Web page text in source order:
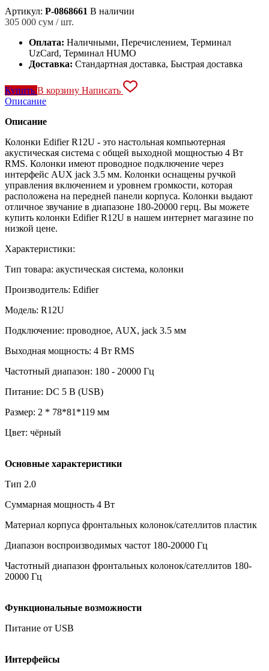
Артикул: P-0868661 В наличии
305 000 сум / шт.
Оплата: Наличными, Перечислением, Терминал
UzCard, Терминал HUMO
Доставка: Стандартная доставка, Быстрая доставка
Купить В корзину Написать
Описание
Описание
Колонки Edifier R12U - это настольная компьютерная
акустическая система с общей выходной мощностью 4 Вт
RMS. Колонки имеют проводное подключение через
интерфейс AUX jack 3.5 мм. Колонки оснащены ручкой
управления включением и уровнем громкости, которая
расположена на передней панели корпуса. Колонки выдают
отличное звучание в диапазоне 180-20000 герц. Вы можете
купить колонки Edifier R12U в нашем интернет магазине по
низкой цене.
Характеристики:
Тип товара: акустическая система, колонки
Производитель: Edifier
Модель: R12U
Подключение: проводное, AUX, jack 3.5 мм
Выходная мощность: 4 Вт RMS
Частотный диапазон: 180 - 20000 Гц
Питание: DC 5 В (USB)
Размер: 2 * 78*81*119 мм
Цвет: чёрный
Основные характеристики
Тип 2.0
Суммарная мощность 4 Вт
Материал корпуса фронтальных колонок/сателлитов пластик
Диапазон воспроизводимых частот 180-20000 Гц
Частотный диапазон фронтальных колонок/сателлитов 180-
20000 Гц
Функциональные возможности
Питание от USB
Интерфейсы